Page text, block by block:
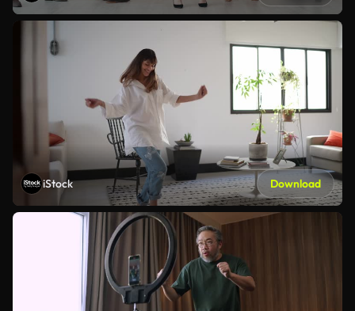
iStock Download